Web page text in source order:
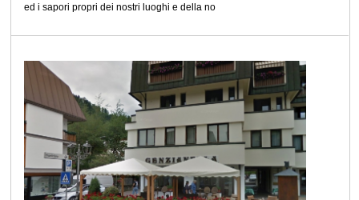
ed i sapori propri dei nostri luoghi e della no